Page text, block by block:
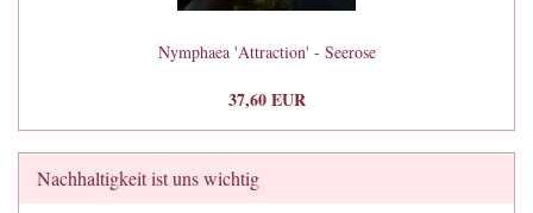
Nymphaea 'Attraction' - Seerose
37,60 EUR
Nachhaltigkeit ist uns wichtig